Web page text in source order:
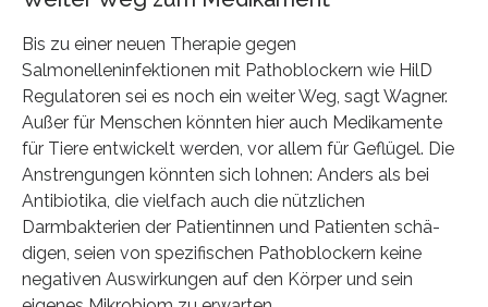
Bis zu einer neuen Therapie gegen
Salmonelleninfektionen mit Pathoblockern wie HilD
Regulatoren sei es noch ein weiter Weg, sagt Wagner.
Außer für Menschen könnten hier auch Medikamente
für Tiere entwickelt werden, vor allem für Geflügel. Die
Anstrengungen könnten sich lohnen: Anders als bei
Antibiotika, die vielfach auch die nützlichen
Darmbakterien der Patientinnen und Patienten schä-
digen, seien von spezifischen Pathoblockern keine
negativen Auswirkungen auf den Körper und sein